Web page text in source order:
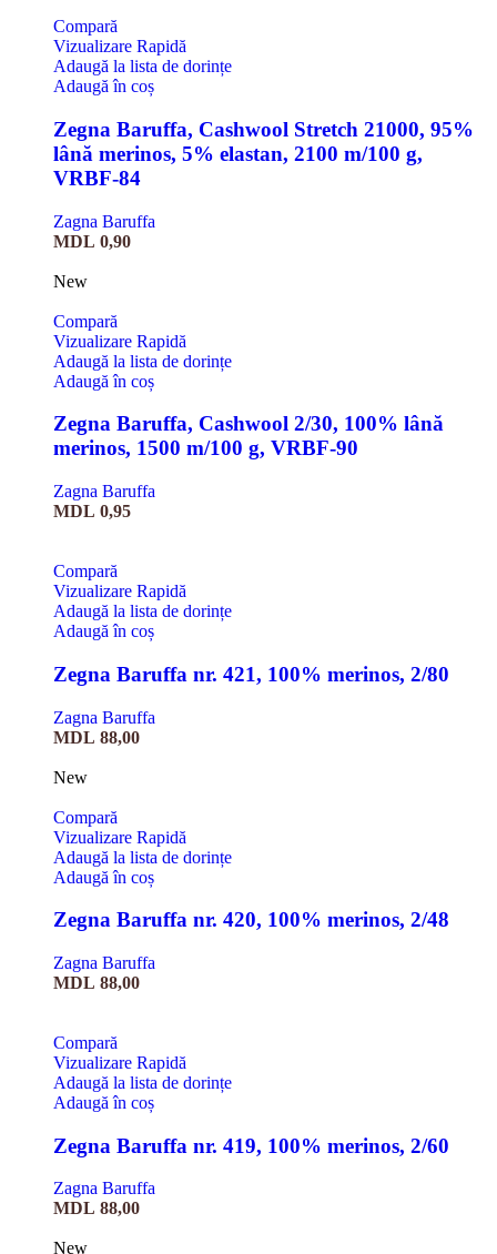
Compară
Vizualizare Rapidă
Adaugă la lista de dorințe
Adaugă în coș
Zegna Baruffa, Cashwool Stretch 21000, 95%
lână merinos, 5% elastan, 2100 m/100 g,
VRBF-84
Zagna Baruffa
MDL 0,90
New
Compară
Vizualizare Rapidă
Adaugă la lista de dorințe
Adaugă în coș
Zegna Baruffa, Cashwool 2/30, 100% lână
merinos, 1500 m/100 g, VRBF-90
Zagna Baruffa
MDL 0,95
Compară
Vizualizare Rapidă
Adaugă la lista de dorințe
Adaugă în coș
Zegna Baruffa nr. 421, 100% merinos, 2/80
Zagna Baruffa
MDL 88,00
New
Compară
Vizualizare Rapidă
Adaugă la lista de dorințe
Adaugă în coș
Zegna Baruffa nr. 420, 100% merinos, 2/48
Zagna Baruffa
MDL 88,00
Compară
Vizualizare Rapidă
Adaugă la lista de dorințe
Adaugă în coș
Zegna Baruffa nr. 419, 100% merinos, 2/60
Zagna Baruffa
MDL 88,00
New